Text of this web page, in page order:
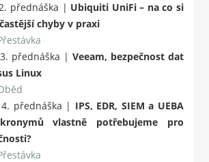
přednáška | Ubiquiti UniFi – na co si
chyby v praxi
přednáška | Veeam, bezpečnost dat
Linux
přednáška | IPS, EDR, SIEM a UEBA
vlastně potřebujeme pro